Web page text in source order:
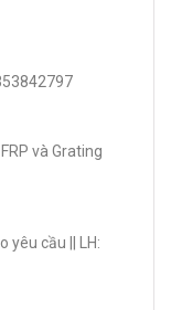
và Grating
yêu cầu || LH: